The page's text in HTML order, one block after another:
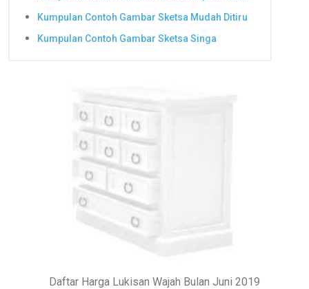
Kumpulan Contoh Gambar Sketsa Mudah Ditiru
Kumpulan Contoh Gambar Sketsa Singa
Daftar Harga Lukisan Wajah Bulan Juni 2019